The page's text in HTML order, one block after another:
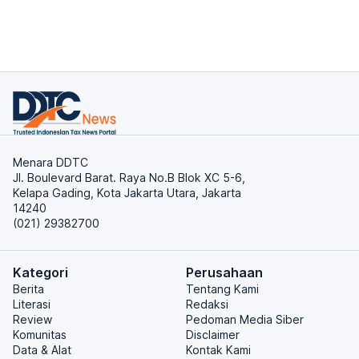
Menara DDTC
Jl. Boulevard Barat. Raya No.B Blok XC 5-6,
Kelapa Gading, Kota Jakarta Utara, Jakarta
14240
(021) 29382700
Kategori
Berita
Literasi
Review
Komunitas
Data & Alat
Perusahaan
Tentang Kami
Redaksi
Pedoman Media Siber
Disclaimer
Kontak Kami